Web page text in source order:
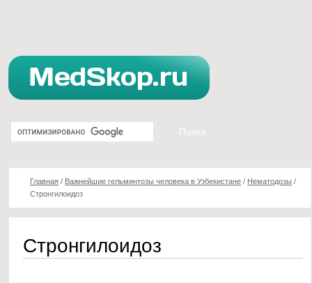
Главная / Важнейшие гельминтозы человека в Узбекистане / Нематодозы /
Стронгилоидоз
Стронгилоидоз